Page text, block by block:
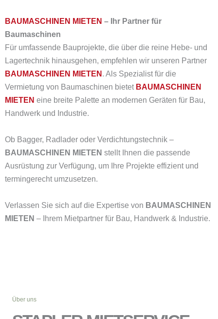
BAUMASCHINEN MIETEN – Ihr Partner für
Baumaschinen
Für umfassende Bauprojekte, die über die reine Hebe- und
Lagertechnik hinausgehen, empfehlen wir unseren Partner
BAUMASCHINEN MIETEN . Als Spezialist für die
Vermietung von Baumaschinen bietet BAUMASCHINEN
MIETEN eine breite Palette an modernen Geräten für Bau,
Handwerk und Industrie.
Ob Bagger, Radlader oder Verdichtungstechnik –
BAUMASCHINEN MIETEN stellt Ihnen die passende
Ausrüstung zur Verfügung, um Ihre Projekte effizient und
termingerecht umzusetzen.
Verlassen Sie sich auf die Expertise von BAUMASCHINEN
MIETEN – Ihrem Mietpartner für Bau, Handwerk & Industrie.
Über uns